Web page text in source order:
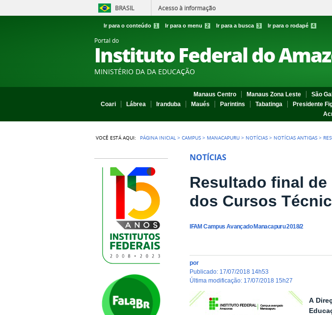
BRASIL Acesso à informação
Ir para o conteúdo 1 Ir para o menu 2 Ir para a busca 3 Ir para o rodapé 4
Portal do
Instituto Federal do
MINISTÉRIO DA DA EDUCAÇÃO
Manaus Centro Manaus Zona Leste São
Coari
Lábrea Iranduba Maués Parintins Tabatinga Presidente
VOCÊ ESTÁ AQUI: PÁGINA INICIAL >CAMPUS > MANACAPURU > NOTÍCIAS > NOTÍCIAS ANTIGAS >
NOTÍCIAS
Resultado final
dos Cursos
IFAM Campus Avançado Manacapuru 2018/2
por
publicado: 17/07/2018 14h53
última modificação: 17/07/2018 15h27
A